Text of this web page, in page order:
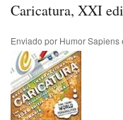
Caricatura, XXI
Enviado por Humor Sapiens